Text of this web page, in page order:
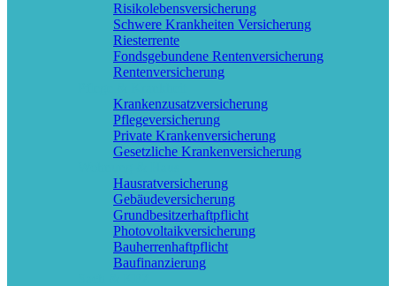
Risikolebensversicherung
Schwere Krankheiten Versicherung
Riesterrente
Fondsgebundene Rentenversicherung
Rentenversicherung
Krankenzusatzversicherung
Pflegeversicherung
Private Krankenversicherung
Gesetzliche Krankenversicherung
Hausratversicherung
Gebäudeversicherung
Grundbesitzerhaftpflicht
Photovoltaikversicherung
Bauherrenhaftpflicht
Baufinanzierung